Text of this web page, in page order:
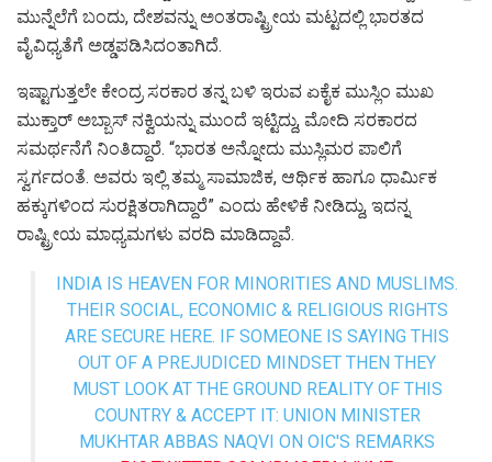
ಮುನ್ನೆಲೆಗೆ ಬಂದು, ದೇಶವನ್ನು ಅಂತರಾಷ್ಟ್ರೀಯ ಮಟ್ಟದಲ್ಲಿ ಭಾರತದ
ವೈವಿಧ್ಯತೆಗೆ ಅಡ್ಡಪಡಿಸಿದಂತಾಗಿದೆ.
ಇಷ್ಟಾಗುತ್ತಲೇ ಕೇಂದ್ರ ಸರಕಾರ ತನ್ನ ಬಳಿ ಇರುವ ಏಕೈಕ ಮುಸ್ಲಿಂ ಮುಖ
ಮುಕ್ತಾರ್‌ ಅಬ್ಬಾಸ್‌ ನಕ್ವಿಯನ್ನು ಮುಂದೆ ಇಟ್ಟಿದ್ದು, ಮೋದಿ ಸರಕಾರದ
ಸಮರ್ಥನೆಗೆ ನಿಂತಿದ್ದಾರೆ. “ಭಾರತ ಅನ್ನೋದು ಮುಸ್ಲಿಮರ ಪಾಲಿಗೆ
ಸ್ವರ್ಗದಂತೆ. ಅವರು ಇಲ್ಲಿ ತಮ್ಮ ಸಾಮಾಜಿಕ, ಆರ್ಥಿಕ ಹಾಗೂ ಧಾರ್ಮಿಕ
ಹಕ್ಕುಗಳಿಂದ ಸುರಕ್ಷಿತರಾಗಿದ್ದಾರೆ” ಎಂದು ಹೇಳಿಕೆ ನೀಡಿದ್ದು, ಇದನ್ನ
ರಾಷ್ಟ್ರೀಯ ಮಾಧ್ಯಮಗಳು ವರದಿ ಮಾಡಿದ್ದಾವೆ.
INDIA IS HEAVEN FOR MINORITIES AND MUSLIMS.
THEIR SOCIAL, ECONOMIC & RELIGIOUS RIGHTS
ARE SECURE HERE. IF SOMEONE IS SAYING THIS
OUT OF A PREJUDICED MINDSET THEN THEY
MUST LOOK AT THE GROUND REALITY OF THIS
COUNTRY & ACCEPT IT: UNION MINISTER
MUKHTAR ABBAS NAQVI ON OIC'S REMARKS